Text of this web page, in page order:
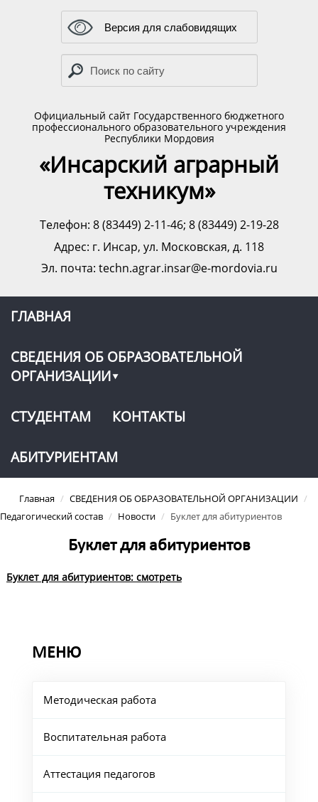
Версия для слабовидящих
Официальный сайт Государственного бюджетного
профессионального образовательного учреждения
Республики Мордовия
«Инсарский аграрный
техникум»
Телефон: 8 (83449) 2-11-46; 8 (83449) 2-19-28
Адрес: г. Инсар, ул. Московская, д. 118
Эл. почта: techn.agrar.insar@e-mordovia.ru
ГЛАВНАЯ
СВЕДЕНИЯ ОБ ОБРАЗОВАТЕЛЬНОЙ
ОРГАНИЗАЦИИ
СТУДЕНТАМ КОНТАКТЫ
АБИТУРИЕНТАМ
Главная / СВЕДЕНИЯ ОБ ОБРАЗОВАТЕЛЬНОЙ ОРГАНИЗАЦИИ /
Педагогический состав / Новости / Буклет для абитуриентов
Буклет для абитуриентов
Буклет для абитуриентов: смотреть
МЕНЮ
Методическая работа
Воспитательная работа
Аттестация педагогов